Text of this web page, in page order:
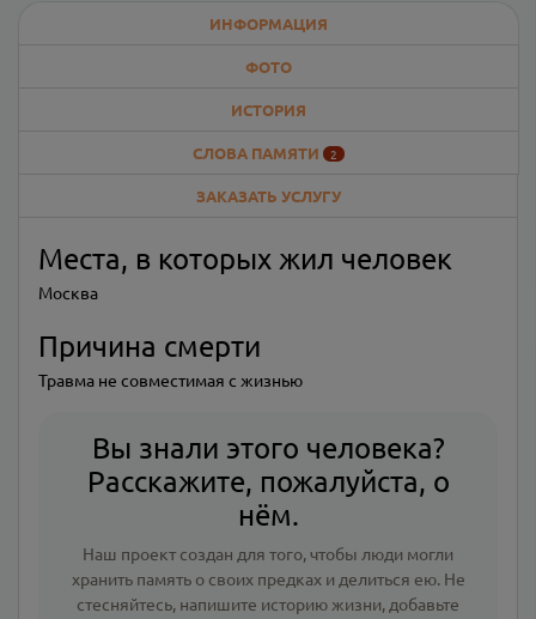
ИНФОРМАЦИЯ
ФОТО
ИСТОРИЯ
СЛОВА ПАМЯТИ 2
ЗАКАЗАТЬ УСЛУГУ
Места, в которых жил человек
Москва
Причина смерти
Травма не совместимая с жизнью
Вы знали этого человека?
Расскажите, пожалуйста, о
нём.
Наш проект создан для того, чтобы люди могли
хранить память о своих предках и делиться ею. Не
стесняйтесь, напишите историю жизни, добавьте